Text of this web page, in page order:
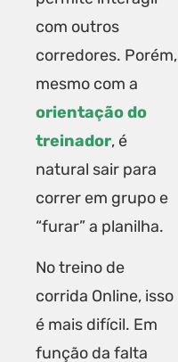
com outros
corredores. Porém,
mesmo com a
orientação do
treinador, é
natural sair para
correr em grupo e
“furar” a planilha.
No treino de
corrida Online, isso
é mais difícil. Em
função da falta